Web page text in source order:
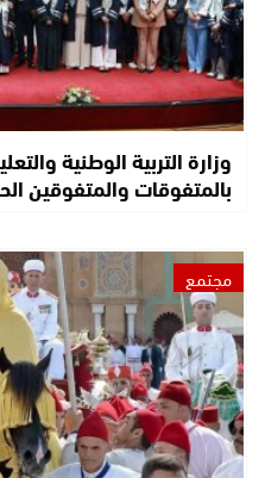
وزارة التربية الوطنية
بالمتفوقات والمتفوقين
مجتمع